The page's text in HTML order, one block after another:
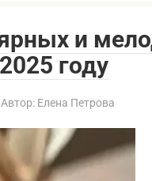
и
году
Автор: Елена Петрова